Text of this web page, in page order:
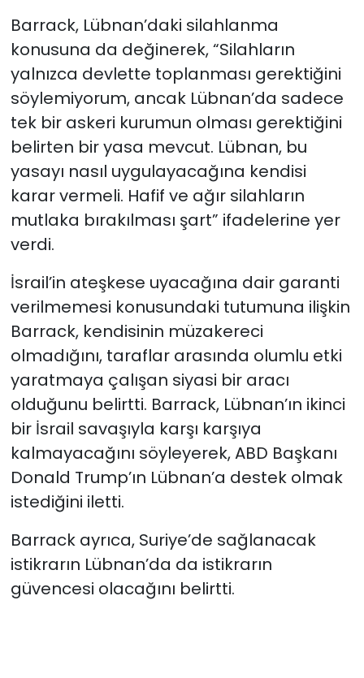
Barrack, Lübnan’daki silahlanma
konusuna da değinerek, “Silahların
yalnızca devlette toplanması gerektiğini
söylemiyorum, ancak Lübnan’da sadece
tek bir askeri kurumun olması gerektiğini
belirten bir yasa mevcut. Lübnan, bu
yasayı nasıl uygulayacağına kendisi
karar vermeli. Hafif ve ağır silahların
mutlaka bırakılması şart” ifadelerine yer
verdi.
İsrail’in ateşkese uyacağına dair garanti
verilmemesi konusundaki tutumuna ilişkin
Barrack, kendisinin müzakereci
olmadığını, taraflar arasında olumlu etki
yaratmaya çalışan siyasi bir aracı
olduğunu belirtti. Barrack, Lübnan’ın ikinci
bir İsrail savaşıyla karşı karşıya
kalmayacağını söyleyerek, ABD Başkanı
Donald Trump’ın Lübnan’a destek olmak
istediğini iletti.
Barrack ayrıca, Suriye’de sağlanacak
istikrarın Lübnan’da da istikrarın
güvencesi olacağını belirtti.